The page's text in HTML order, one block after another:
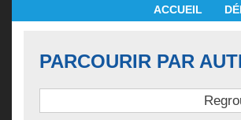
ACCUEIL
PARCOURIR PAR